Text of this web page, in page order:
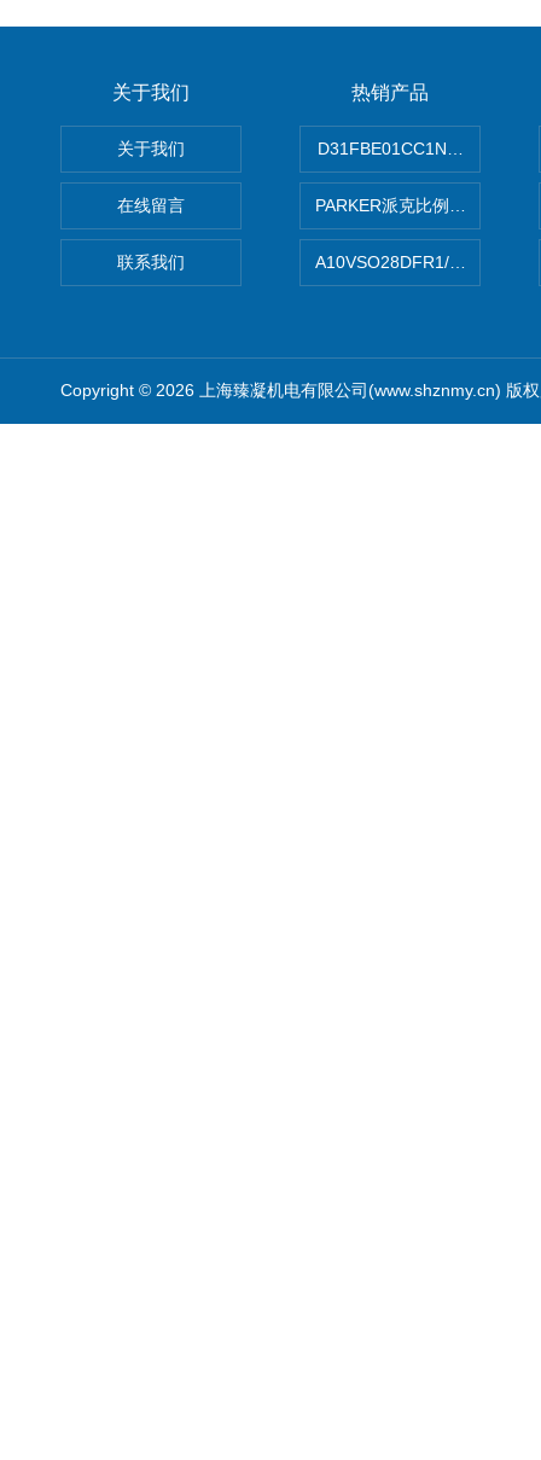
关于我们
关于我们
在线留言
联系我们
热销产品
PARKER派克比例阀 柱塞泵
A10VSO28DFR1/
Copyright © 2026 上海臻凝机电有限公司(www.shznmy.cn) 版